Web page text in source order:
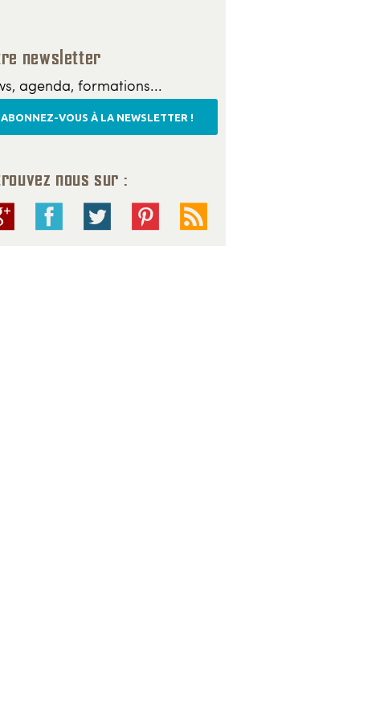
newsletter
agenda, formations...
ABONNEZ-VOUS À LA NEWSLETTER !
nous sur :